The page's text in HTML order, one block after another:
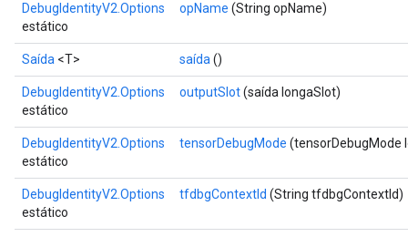
DebugIdentityV2.Options
estático
opName (String opName)
Saída <T> saída ()
DebugIdentityV2.Options
estático
outputSlot(saída longaSlot)
DebugIdentityV2.Options
estático
tensorDebugMode (tensorDebugMode
DebugIdentityV2.Options
estático
tfdbgContextId (String tfdbgContextId)